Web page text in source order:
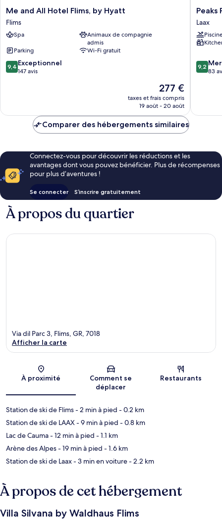
Me
and
All
Hotel
by
Hyatt
Flims
Me and All Hotel Flims, by Hyatt
Flims
Spa
Animaux de compagnie
admis
Parking
Wi-Fi gratuit
9.4
sur
9,4 Exceptionnel
147 avis
Le
nouveau
prix
de
277 €
taxes et frais compris
19 août - 20 août
Peaks
Place
Laax
Peaks
Laax
9.2
sur
9,2
83
Comparer des hébergements similaires
Connectez-vous pour découvrir les réductions et les
avantages dont vous pouvez bénéficier. Plus de récompenses
pour plus d’aventures !
Se connecter S’inscrire gratuitement
À propos du quartier
Carte
Via dil Parc 3, Flims, GR, 7018
Afficher la carte
À proximité
Comment se
déplacer
Restaurants
Station de ski de Flims- 2 min à pied - 0.2 km
Station de ski de LAAX- 9 min à pied - 0.8 km
Lac de Cauma- 12 min à pied - 1.1 km
Arène des Alpes- 19 min à pied - 1.6 km
Station de ski de Laax- 3 min en voiture- 2.2 km
À propos de cet hébergement
Villa Silvana by Waldhaus Flims